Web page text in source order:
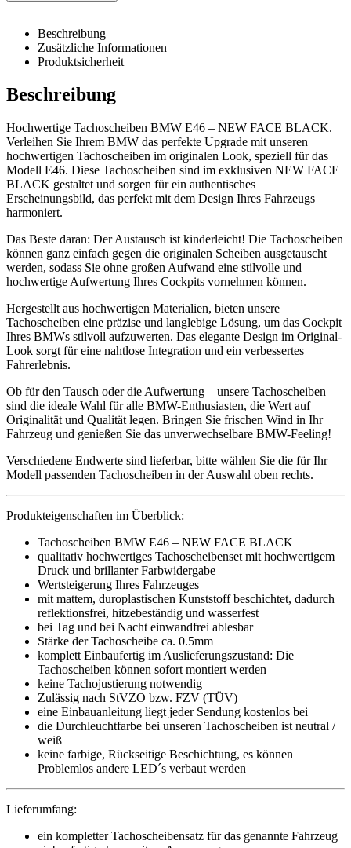
Beschreibung
Zusätzliche Informationen
Produktsicherheit
Beschreibung
Hochwertige Tachoscheiben BMW E46 – NEW FACE BLACK.
Verleihen Sie Ihrem BMW das perfekte Upgrade mit unseren
hochwertigen Tachoscheiben im originalen Look, speziell für das
Modell E46. Diese Tachoscheiben sind im exklusiven NEW FACE
BLACK gestaltet und sorgen für ein authentisches
Erscheinungsbild, das perfekt mit dem Design Ihres Fahrzeugs
harmoniert.
Das Beste daran: Der Austausch ist kinderleicht! Die Tachoscheiben
können ganz einfach gegen die originalen Scheiben ausgetauscht
werden, sodass Sie ohne großen Aufwand eine stilvolle und
hochwertige Aufwertung Ihres Cockpits vornehmen können.
Hergestellt aus hochwertigen Materialien, bieten unsere
Tachoscheiben eine präzise und langlebige Lösung, um das Cockpit
Ihres BMWs stilvoll aufzuwerten. Das elegante Design im Original-
Look sorgt für eine nahtlose Integration und ein verbessertes
Fahrerlebnis.
Ob für den Tausch oder die Aufwertung – unsere Tachoscheiben
sind die ideale Wahl für alle BMW-Enthusiasten, die Wert auf
Originalität und Qualität legen. Bringen Sie frischen Wind in Ihr
Fahrzeug und genießen Sie das unverwechselbare BMW-Feeling!
Verschiedene Endwerte sind lieferbar, bitte wählen Sie die für Ihr
Modell passenden Tachoscheiben in der Auswahl oben rechts.
Produkteigenschaften im Überblick:
Tachoscheiben BMW E46 – NEW FACE BLACK
qualitativ hochwertiges Tachoscheibenset mit hochwertigem
Druck und brillanter Farbwidergabe
Wertsteigerung Ihres Fahrzeuges
mit mattem, duroplastischen Kunststoff beschichtet, dadurch
reflektionsfrei, hitzebeständig und wasserfest
bei Tag und bei Nacht einwandfrei ablesbar
Stärke der Tachoscheibe ca. 0.5mm
komplett Einbaufertig im Auslieferungszustand: Die
Tachoscheiben können sofort montiert werden
keine Tachojustierung notwendig
Zulässig nach StVZO bzw. FZV (TÜV)
eine Einbauanleitung liegt jeder Sendung kostenlos bei
die Durchleuchtfarbe bei unseren Tachoscheiben ist neutral /
weiß
keine farbige, Rückseitige Beschichtung, es können
Problemlos andere LED´s verbaut werden
Lieferumfang:
ein kompletter Tachoscheibensatz für das genannte Fahrzeug